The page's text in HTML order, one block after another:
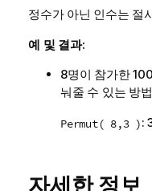
정수가 아닌 인수는 절
예 및 결과:
8명이 참가한
눠줄 수 있는 방
Permut( 8,3 ):
자세한 정보